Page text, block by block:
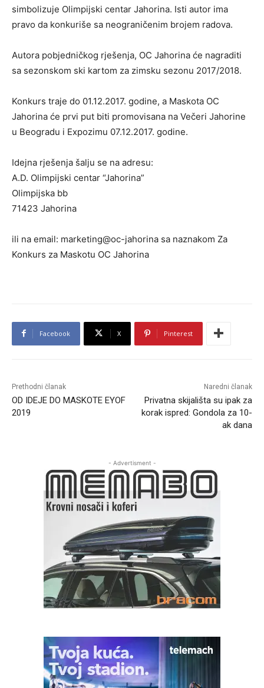
simbolizuje Olimpijski centar Jahorina. Isti autor ima
pravo da konkuriše sa neograničenim brojem radova.
Autora pobjedničkog rješenja, OC Jahorina će nagraditi
sa sezonskom ski kartom za zimsku sezonu 2017/2018.
Konkurs traje do 01.12.2017. godine, a Maskota OC
Jahorina će prvi put biti promovisana na Večeri Jahorine
u Beogradu i Expozimu 07.12.2017. godine.
Idejna rješenja šalju se na adresu:
A.D. Olimpijski centar “Jahorina”
Olimpijska bb
71423 Jahorina
ili na email: marketing@oc-jahorina sa naznakom Za
Konkurs za Maskotu OC Jahorina
Facebook X Pinterest
Prethodni članak
OD IDEJE DO MASKOTE EYOF
2019
Naredni članak
Privatna skijališta su ipak za
korak ispred: Gondola za 10-
ak dana
- Advertisment -